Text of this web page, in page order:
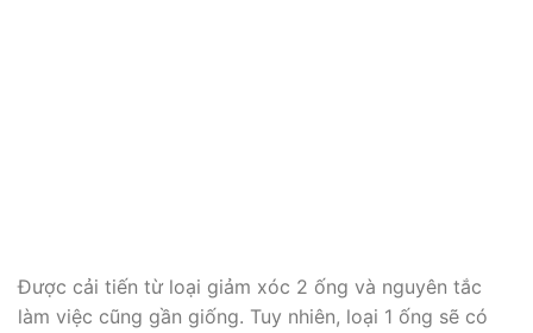
Được cải tiến từ loại giảm xóc 2 ống và nguyên tắc
làm việc cũng gần giống. Tuy nhiên, loại 1 ống sẽ có